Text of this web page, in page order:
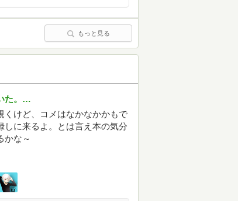
もっと見る
た。…
くけど、コメはなかなかかもで
に来るよ。とは言え本の気分
かな～